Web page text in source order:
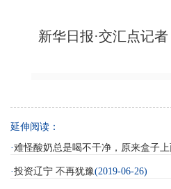
新华日报·交汇点记者
延伸阅读：
·难怪酸奶总是喝不干净，原来盒子
·投资辽宁 不再犹豫(2019-06-26)